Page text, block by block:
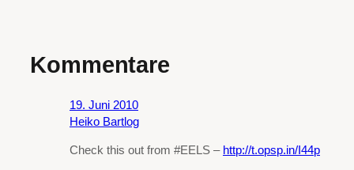
Kommentare
19. Juni 2010
Heiko Bartlog
Check this out from #EELS – http://t.opsp.in/I44p